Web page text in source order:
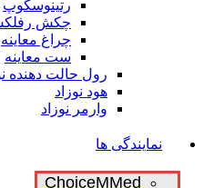
رتینوسکوپ
چکش
چراغ معاینه
ست معاینه
رول حالت دهنده
هود نوزاد
وارمر نوزاد
نمایندگی ها
ChoiceMMed